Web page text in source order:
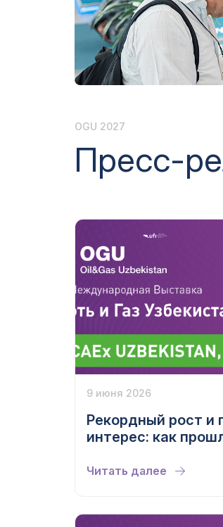
Doing
Итоги
OGU 2027
Пресс-
9 июня 2026
Рекордный рост и
интерес: как
Узбекистана 2026
Читать далее